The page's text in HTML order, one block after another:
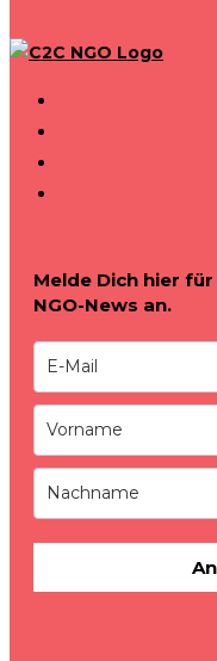
Melde Dich hier
NGO-News an.